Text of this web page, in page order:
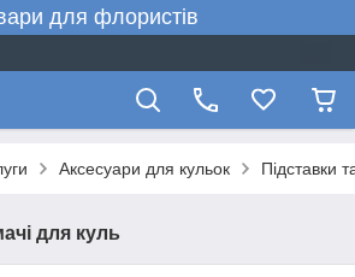
для флористів
Аксесуари для кульок Підставки
для куль